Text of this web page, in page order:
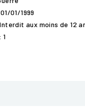
01/1999
aux moins de 12
1